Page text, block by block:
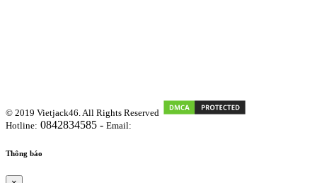
© 2019 Vietjack46. All Rights Reserved
Hotline: 0842834585 - Email:
Thông báo